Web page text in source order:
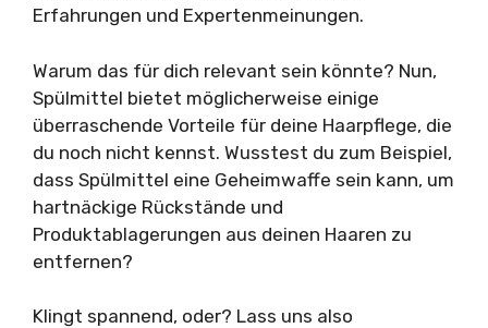
Erfahrungen und Expertenmeinungen.
Warum das für dich relevant sein könnte? Nun,
Spülmittel bietet möglicherweise einige
überraschende Vorteile für deine Haarpflege, die
du noch nicht kennst. Wusstest du zum Beispiel,
dass Spülmittel eine Geheimwaffe sein kann, um
hartnäckige Rückstände und
Produktablagerungen aus deinen Haaren zu
entfernen?
Klingt spannend, oder? Lass uns also